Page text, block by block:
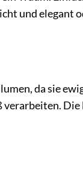
und elegant
da sie
verarbeiten.